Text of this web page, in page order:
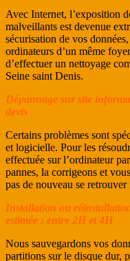
Avec Internet, l’exposition
malveillants est devenue
sécurisation de vos
ordinateurs d’un même
d’effectuer un nettoyage
Seine saint Denis.
Dépannage sur site
devis
Certains problèmes sont
et logicielle. Pour les
effectuée sur l’ordinateur
pannes, la corrigeons et
pas de nouveau se
Installation ou
estimée : entre 2H et 4H
Nous sauvegardons vos
partitions sur le disque dur,